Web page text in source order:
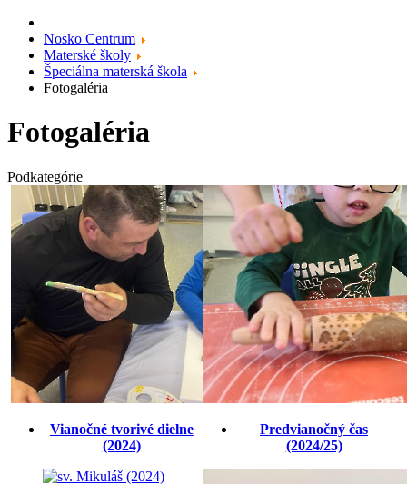
Nosko Centrum
Materské školy
Špeciálna materská škola
Fotogaléria
Fotogaléria
Podkategórie
Vianočné tvorivé dielne
(2024)
Predvianočný čas
(2024/25)